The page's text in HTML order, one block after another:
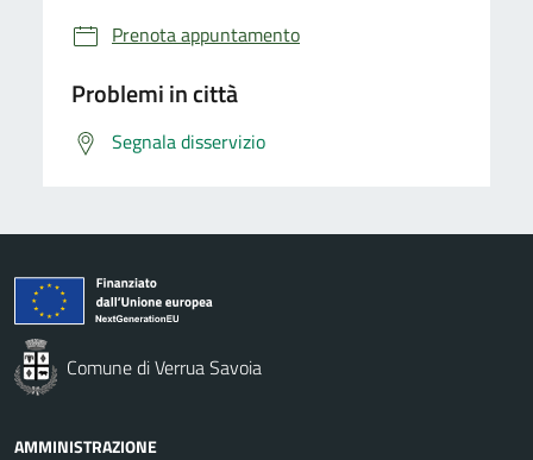
Prenota appuntamento
Problemi in città
Segnala disservizio
Comune di Verrua Savoia
AMMINISTRAZIONE